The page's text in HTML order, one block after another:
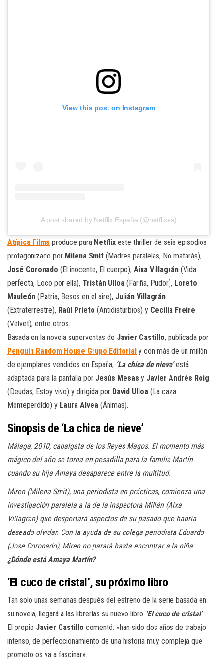
View this post on Instagram
A post shared by Netflix España (@netflixes)
Atípica Films produce para Netflix este thriller de seis episodios
protagonizado por Milena Smit (Madres paralelas, No matarás),
José Coronado (El inocente, El cuerpo), Aixa Villagrán (Vida
perfecta, Loco por ella), Tristán Ulloa (Fariña, Pudor), Loreto
Mauleón (Patria, Besos en el aire), Julián Villagrán
(Extraterrestre), Raúl Prieto (Antidisturbios) y Cecilia Freire
(Velvet), entre otros.
Basada en la novela superventas de Javier Castillo, publicada por
Penguin Random House Grupo Editorial y con más de un millón
de ejemplares vendidos en España, ‘La chica de nieve’está
adaptada para la pantalla por Jesús Mesas y Javier Andrés Roig
(Deudas, Estoy vivo) y dirigida por David Ulloa (La caza.
Monteperdido) y Laura Alvea (Ánimas).
Sinopsis de ‘La chica de nieve’
Málaga, 2010, cabalgata de los Reyes Magos. El momento más
mágico del año se torna en pesadilla para la familia Martín
cuando su hija Amaya desaparece entre la multitud.
Miren (Milena Smit), una periodista en prácticas, comienza una
investigación paralela a la de la inspectora Millán (Aixa
Villagrán) que despertará aspectos de su pasado que habría
deseado olvidar. Con la ayuda de su colega periodista Eduardo
(Jose Coronado), Miren no parará hasta encontrar a la niña.
¿Dónde está Amaya Martín?
‘El cuco de cristal’, su próximo libro
Tan solo unas semanas después del estreno de la serie basada en
su novela, llegará a las librerías su nuevo libro ‘El cuco de cristal’.
El propio Javier Castillo comentó: «han sido dos años de trabajo
intenso, de perfeccionamiento de una historia muy compleja que
prometo os va a fascinar».